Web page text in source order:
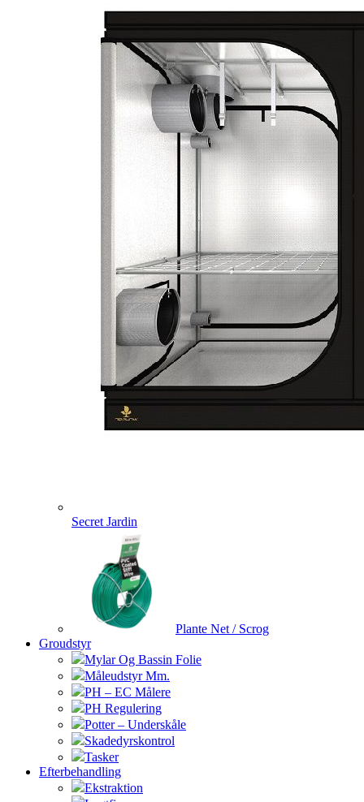
Secret Jardin
Plante Net / Scrog
Groudstyr
Mylar Og Bassin Folie
Måleudstyr Mm.
PH – EC Målere
PH Regulering
Potter – Underskåle
Skadedyrskontrol
Tasker
Efterbehandling
Ekstraktion